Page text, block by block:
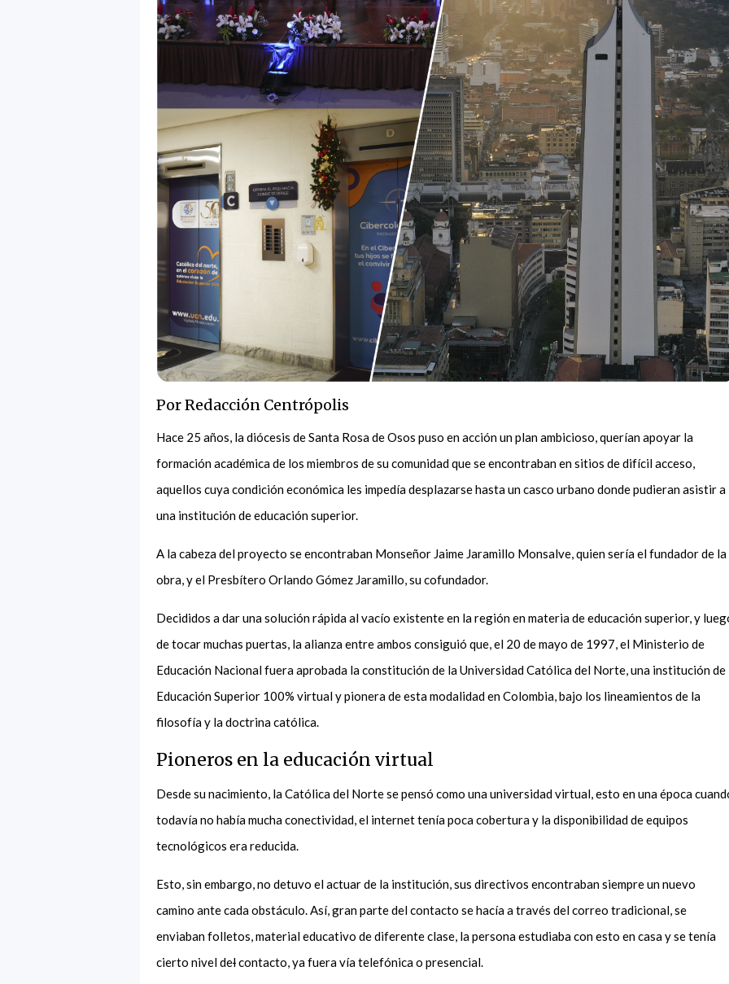
Por Redacción Centrópolis
Hace 25 años, la diócesis de Santa Rosa de Osos puso en acción un plan ambicioso, querían apoyar la
formación académica de los miembros de su comunidad que se encontraban en sitios de difícil acceso,
aquellos cuya condición económica les impedía desplazarse hasta un casco urbano donde pudieran asistir a
una institución de educación superior.
A la cabeza del proyecto se encontraban Monseñor Jaime Jaramillo Monsalve, quien sería el fundador de la
obra, y el Presbítero Orlando Gómez Jaramillo, su cofundador.
Decididos a dar una solución rápida al vacío existente en la región en materia de educación superior, y
de tocar muchas puertas, la alianza entre ambos consiguió que, el 20 de mayo de 1997, el Ministerio de
Educación Nacional fuera aprobada la constitución de la Universidad Católica del Norte, una institución de
Educación Superior 100% virtual y pionera de esta modalidad en Colombia, bajo los lineamientos de la
filosofía y la doctrina católica.
Pioneros en la educación virtual
Desde su nacimiento, la Católica del Norte se pensó como una universidad virtual, esto en una época
todavía no había mucha conectividad, el internet tenía poca cobertura y la disponibilidad de equipos
tecnológicos era reducida.
Esto, sin embargo, no detuvo el actuar de la institución, sus directivos encontraban siempre un nuevo
camino ante cada obstáculo. Así, gran parte del contacto se hacía a través del correo tradicional, se
enviaban folletos, material educativo de diferente clase, la persona estudiaba con esto en casa y se tenía
cierto nivel delcontacto, ya fuera vía telefónica o presencial.